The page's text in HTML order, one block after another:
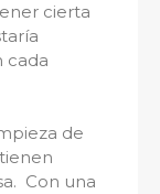
cierta
cada
de
Con una